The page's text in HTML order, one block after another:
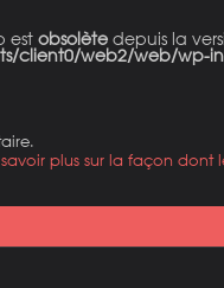
est obsolète depuis la
client0/web2/web/wp-
savoir plus sur la façon dont